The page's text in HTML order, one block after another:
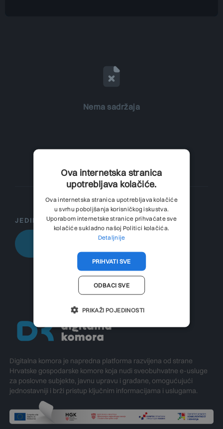
Nema sadržaja
JEDINIČNA CIJENA + PDV
Digitalna komora je napredna platforma razvijena od strane
Hrvatske gospodarske komore koja nudi sveobuhvatne e-usluge
za poslovne subjekte, javnu upravu i građane, omogućujući
jednostavniji i brži pristup ključnim informacijama i uslugama.
Ova internetska stranica
upotrebljava kolačiće.
Ova internetska stranica upotrebljava kolačiće
u svrhu poboljšanja korisničkog iskustva.
Uporabom internetske stranice prihvaćate sve
kolačiće sukladno našoj Politici kolačića.
Detaljnije
PRIHVATI SVE
ODBACI SVE
PRIKAŽI POJEDINOSTI